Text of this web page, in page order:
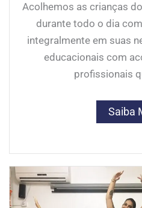
Acolhemos as crianças
durante todo o dia
integralmente em suas
educacionais com
profissionais
Saiba